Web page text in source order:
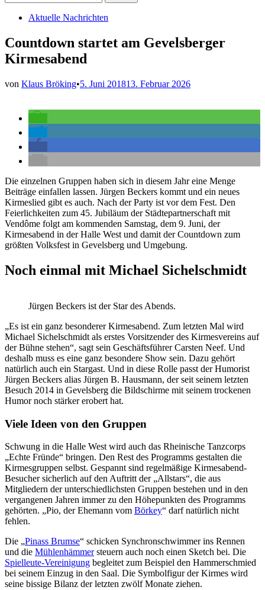
nach:
Veröffentlicht
Aktuelle Nachrichten
Countdown startet am Gevelsberger
Kirmesabend
von Klaus Bröking•5. Juni 201813. Februar 2026
Die einzelnen Gruppen haben sich in diesem Jahr eine Menge
Beiträge einfallen lassen. Jürgen Beckers kommt und ein neues
Kirmeslied gibt es auch. Nach der Party ist vor dem Fest. Den
Feierlichkeiten zum 45. Jubiläum der Städtepartnerschaft mit
Vendôme folgt am kommenden Samstag, dem 9. Juni, der
Kirmesabend in der Halle West und damit der Countdown zum
größten Volksfest in Gevelsberg und Umgebung.
Noch einmal mit Michael Sichelschmidt
Jürgen Beckers ist der Star des Abends.
„Es ist ein ganz besonderer Kirmesabend. Zum letzten Mal wird
Michael Sichelschmidt als erstes Vorsitzender des Kirmesvereins auf
der Bühne stehen“, sagt sein Geschäftsführer Carsten Neef. Und
deshalb muss es eine ganz besondere Show sein. Dazu gehört
natürlich auch ein Stargast. Und in diese Rolle passt der Humorist
Jürgen Beckers alias Jürgen B. Hausmann, der seit seinem letzten
Besuch 2014 in Gevelsberg die Bildschirme mit seinem trockenen
Humor noch stärker erobert hat.
Viele Ideen von den Gruppen
Schwung in die Halle West wird auch das Rheinische Tanzcorps
„Echte Fründe“ bringen. Den Rest des Programms gestalten die
Kirmesgruppen selbst. Gespannt sind regelmäßige Kirmesabend-
Besucher sicherlich auf den Auftritt der „Allstars“, die aus
Mitgliedern der unterschiedlichsten Gruppen bestehen und in den
vergangenen Jahren immer zu den Höhepunkten des Programms
gehörten. „Pio, der Ehemann vom Börkey“ darf natürlich nicht
fehlen.
Die „Pinass Brumse“ schicken Synchronschwimmer ins Rennen
und die Mühlenhämmersteuern auch noch einen Sketch bei. Die
Spielleute-Vereinigung begleitet zum Beispiel den Hammerschmied
bei seinem Einzug in den Saal. Die Symbolfigur der Kirmes wird
seine bissige Bilanz der letzten zwölf Monate ziehen.